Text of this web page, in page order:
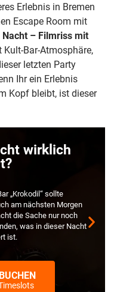
Erlebnis in Bremen
Escape Room mit
Nacht – Filmriss mit
Bar-Atmosphäre,
letzten Party
Ihr ein Erlebnis
Kopf bleibt, ist dieser
wirklich
„Krokodil“ sollte
am nächsten Morgen
die Sache nur noch
was in dieser Nacht
ist.